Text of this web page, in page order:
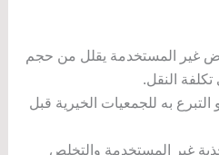
غير المستخدمة يقلل من حجم
تكلفة النقل.
التبرع به للجمعيات الخيرية قبل
غير المستخدمة والتخلص